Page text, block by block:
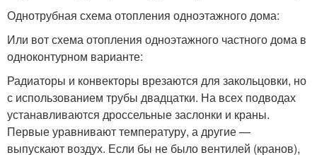
Однотрубная схема отопления одноэтажного дома:
Или вот схема отопления одноэтажного частного дома в
одноконтурном варианте:
Радиаторы и конвекторы врезаются для закольцовки, но
с использованием трубы двадцатки. На всех подводах
устанавливаются дроссельные заслонки и краны.
Первые уравнивают температуру, а другие —
выпускают воздух. Если бы не было вентилей (кранов),